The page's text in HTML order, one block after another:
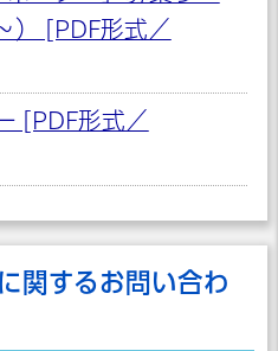
） [PDF形式／
[PDF形式／
関するお問い合わ